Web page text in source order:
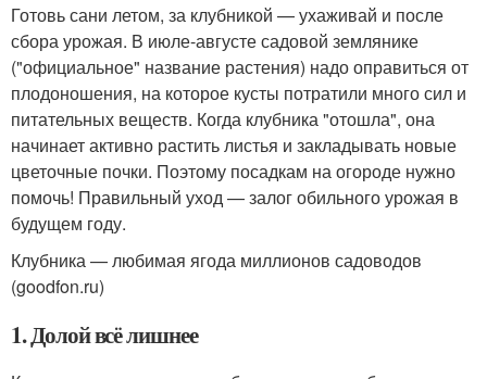
Готовь сани летом, за клубникой — ухаживай и после
сбора урожая. В июле-августе садовой землянике
("официальное" название растения) надо оправиться от
плодоношения, на которое кусты потратили много сил и
питательных веществ. Когда клубника "отошла", она
начинает активно растить листья и закладывать новые
цветочные почки. Поэтому посадкам на огороде нужно
помочь! Правильный уход — залог обильного урожая в
будущем году.
Клубника — любимая ягода миллионов садоводов
(goodfon.ru)
1. Долой всё лишнее